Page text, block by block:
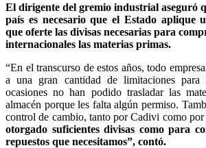
El dirigente del gremio industrial aseguró
país es necesario que el Estado aplique
que oferte las divisas necesarias para
internacionales las materias primas.
“En el transcurso de estos años, todo
a una gran cantidad de limitaciones para
ocasiones no han podido trasladar las
almacén porque les falta algún permiso.
control de cambio, tanto por Cadivi como por
otorgado suficientes divisas como para
repuestos que necesitamos”, contó.